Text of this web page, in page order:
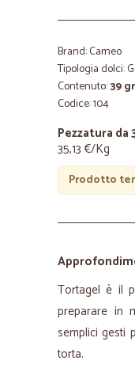
Brand: Cameo
Tipologia dolci:
Contenuto:39
Codice: 104
Pezzatura
35,13 €/Kg
Prodotto
Tortagel è il
preparare in
semplici gesti
torta.